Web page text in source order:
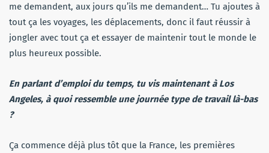
me demandent, aux jours qu’ils me demandent… Tu ajoutes à
tout ça les voyages, les déplacements, donc il faut réussir à
jongler avec tout ça et essayer de maintenir tout le monde le
plus heureux possible.
En parlant d’emploi du temps, tu vis maintenant à Los
Angeles, à quoi ressemble une journée type de travail là-bas
?
Ça commence déjà plus tôt que la France, les premières